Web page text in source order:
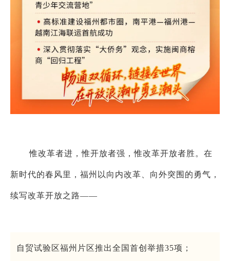
惟改革者进，惟开放者强，惟改革开放者胜。在
新时代的春风里，福州以向内改革、向外突围的勇气，
续写改革开放之路——
自贸试验区福州片区推出全国首创举措35项；